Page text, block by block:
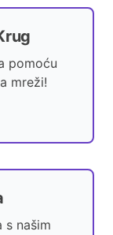
pomoću
mreži!
s našim